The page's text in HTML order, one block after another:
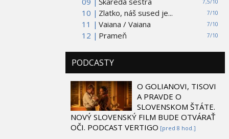
10 |
7/10
Zlatko, náš sused je...
11 |
7/10
Vaiana / Vaiana
12 |
7/10
Prameň
PODCASTY
O GOLIANOVI, TISOVI
A PRAVDE O
SLOVENSKOM ŠTÁTE.
NOVÝ SLOVENSKÝ FILM BUDE OTVÁRAŤ
OČI. PODCAST VERTIGO [pred 8 hod.]